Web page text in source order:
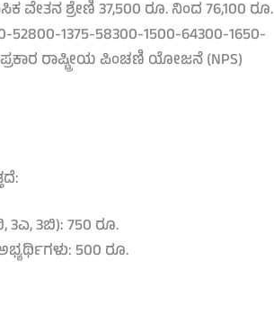
ಶ್ರೇಣಿ 37,500 ರೂ. ನಿಂದ 76,100 ರೂ.
52800-1375-58300-1500-64300-1650-
ರಾಷ್ಟ್ರೀಯ ಪಿಂಚಣಿ ಯೋಜನೆ (NPS)
3ಎ, 3ಬಿ): 750 ರೂ.
500 ರೂ.